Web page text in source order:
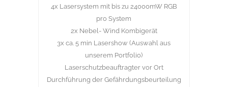
4x Lasersystem mit bis zu 24000mW RGB
pro System
2x Nebel- Wind Kombigerät
3x ca. 5 min Lasershow (Auswahl aus
unserem Portfolio)
Laserschutzbeauftragter vor Ort
Durchführung der Gefährdungsbeurteilung